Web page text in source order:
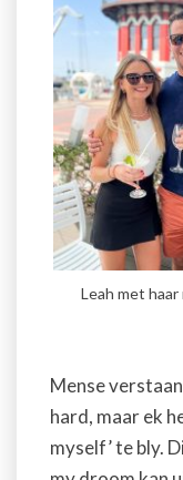
Leah met haar
Mense
hard, maar ek
myself’ te bly.